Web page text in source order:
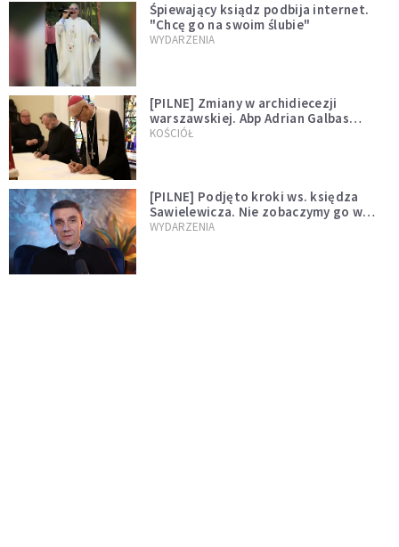
Śpiewający ksiądz podbija internet.
"Chcę go na swoim ślubie"
WYDARZENIA
[PILNE] Zmiany w archidiecezji
warszawskiej. Abp Adrian Galbas
wręczył dekrety nowym proboszczom
KOŚCIÓŁ
[PILNE] Podjęto kroki ws. księdza
Sawielewicza. Nie zobaczymy go w
mediach
WYDARZENIA